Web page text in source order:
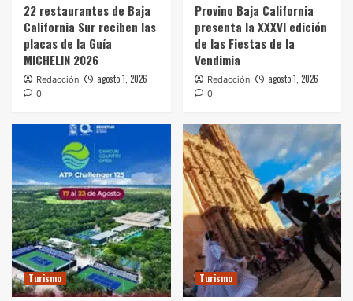
22 restaurantes de Baja
California Sur reciben las
placas de la Guía
MICHELIN 2026
Redacción agosto 1, 2026
0
Provino Baja California
presenta la XXXVI edición
de las Fiestas de la
Vendimia
Redacción agosto 1, 2026
0
Turismo Turismo